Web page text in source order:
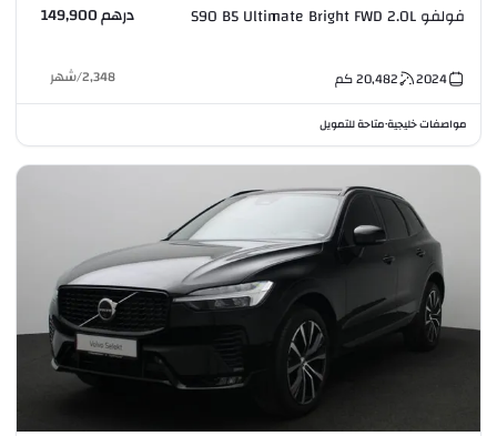
فولفو S90 B5 Ultimate Bright FWD 2.0L درهم 149,900
2024
20,482كم 2,348
/شهر
مواصفات خليجية•متاحة للتمويل